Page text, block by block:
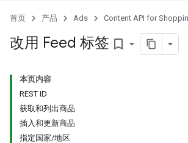
首页 产品 Ads Content API for
改用 Feed 标签 bookmark_border
本页内容
REST ID
获取和列出商品
插入和更新商品
指定国家/地区